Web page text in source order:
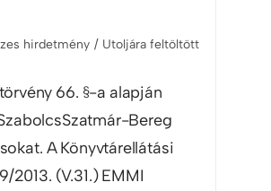
hirdetmény / Utoljára feltöltött
66. §-a alapján
Bereg
A Könyvtárellátási
2013. (V.31.) EMMI